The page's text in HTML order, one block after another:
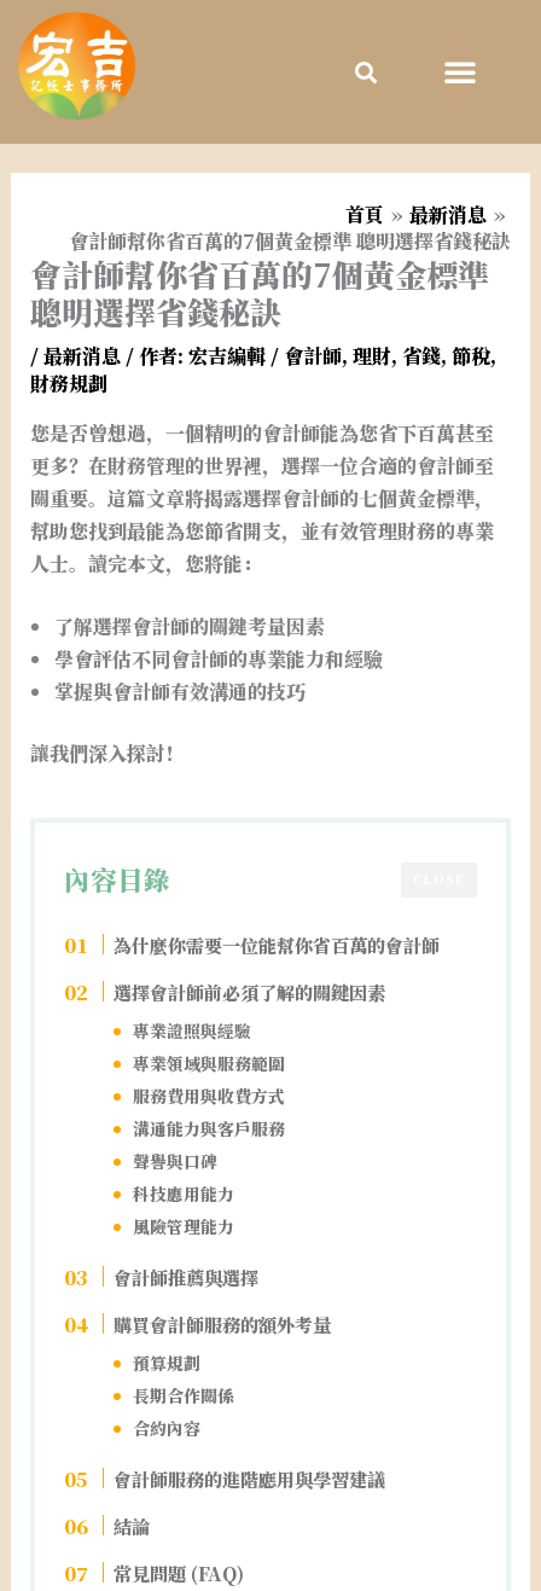
內
容
首頁
最新消息
會計師幫你省百萬的7個黃金標準 聰明選擇省錢秘訣
會計師幫你省百萬的7個黃金標準
聰明選擇省錢秘訣
/最新消息/ 作者: 宏吉編輯 / 會計師, 理財, 省錢, 節稅,
財務規劃
您是否曾想過，一個精明的會計師能為您省下百萬甚至
更多？在財務管理的世界裡，選擇一位合適的會計師至
關重要。這篇文章將揭露選擇會計師的七個黃金標準，
幫助您找到最能為您節省開支，並有效管理財務的專業
人士。讀完本文，您將能：
了解選擇會計師的關鍵考量因素
學會評估不同會計師的專業能力和經驗
掌握與會計師有效溝通的技巧
讓我們深入探討！
內容目錄
為什麼你需要一位能幫你省百萬的會計師
選擇會計師前必須了解的關鍵因素
專業證照與經驗
專業領域與服務範圍
服務費用與收費方式
溝通能力與客戶服務
聲譽與口碑
科技應用能力
風險管理能力
會計師推薦與選擇
購買會計師服務的額外考量
預算規劃
長期合作關係
合約內容
會計師服務的進階應用與學習建議
結論
常見問題 (FAQ)